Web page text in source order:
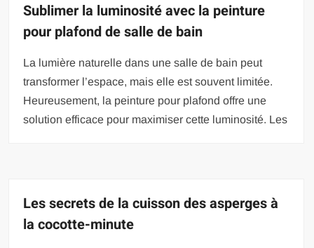
Sublimer la luminosité avec la peinture
pour plafond de salle de bain
La lumière naturelle dans une salle de bain peut
transformer l’espace, mais elle est souvent limitée.
Heureusement, la peinture pour plafond offre une
solution efficace pour maximiser cette luminosité. Les
Les secrets de la cuisson des asperges à
la cocotte-minute